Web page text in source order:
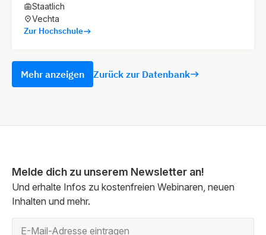
Staatlich
Vechta
Zur Hochschule
Mehr anzeigen Zurück zur Datenbank
Melde dich zu unserem Newsletter an!
Und erhalte Infos zu kostenfreien Webinaren, neuen
Inhalten und mehr.